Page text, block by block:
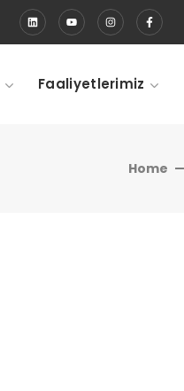
Faaliyetlerimiz
Home